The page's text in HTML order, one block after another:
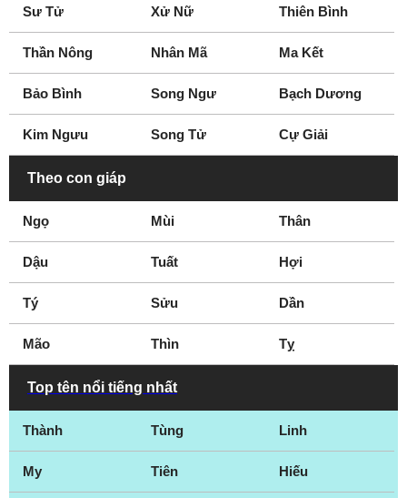
Sư Tử Xử Nữ Thiên Bình
Thần Nông Nhân Mã Ma Kết
Bảo Bình Song Ngư Bạch Dương
Kim Ngưu Song Tử Cự Giải
Theo con giáp
Ngọ Mùi Thân
Dậu Tuất Hợi
Tý Sửu Dần
Mão Thìn Tỵ
Top tên nổi tiếng nhất
Thành Tùng Linh
My Tiên Hiếu